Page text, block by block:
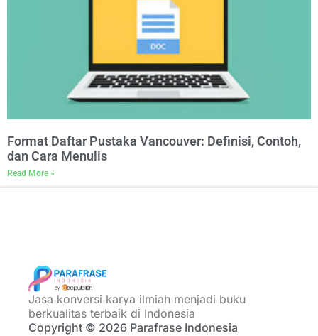
Format Daftar Pustaka Vancouver: Definisi, Contoh,
dan Cara Menulis
Read More »
Jasa konversi karya ilmiah menjadi buku
berkualitas terbaik di Indonesia
Copyright © 2026 Parafrase Indonesia